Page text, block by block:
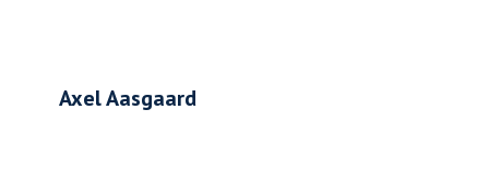
Axel Aasgaard